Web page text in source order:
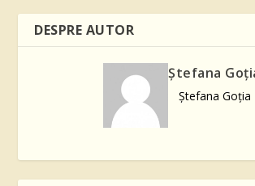
DESPRE AUTOR
Ştefana
Ştefana Goţia